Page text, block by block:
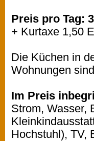
Preis pro Tag:
+ Kurtaxe 1,50
Die Küchen in
Wohnungen
Im Preis
Strom, Wasser,
Hochstuhl), TV,